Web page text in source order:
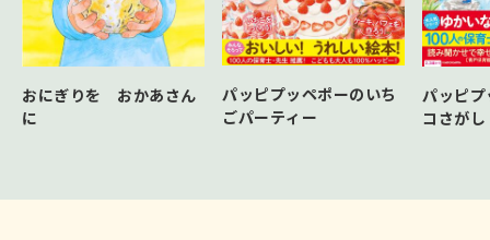
おにぎりを おかあさん
に
パッピプッペポーのいち
ごパーティー
パッピ
コさがし